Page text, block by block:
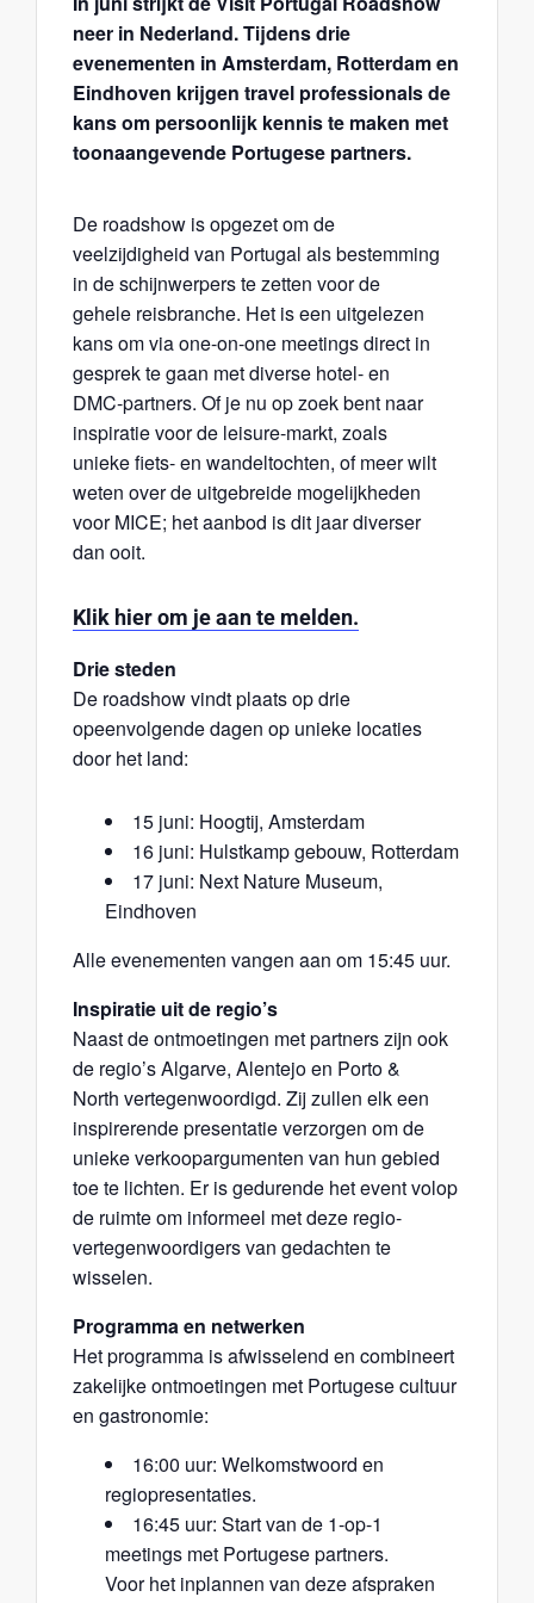
neer in Nederland. Tijdens drie
evenementen in Amsterdam, Rotterdam en
Eindhoven krijgen travel professionals de
kans om persoonlijk kennis te maken met
toonaangevende Portugese partners.
De roadshow is opgezet om de
veelzijdigheid van Portugal als bestemming
in de schijnwerpers te zetten voor de
gehele reisbranche. Het is een uitgelezen
kans om via one-on-one meetings direct in
gesprek te gaan met diverse hotel- en
DMC-partners. Of je nu op zoek bent naar
inspiratie voor de leisure-markt, zoals
unieke fiets- en wandeltochten, of meer wilt
weten over de uitgebreide mogelijkheden
voor MICE; het aanbod is dit jaar diverser
dan ooit.
Klik hier om je aan te melden.
Drie steden
De roadshow vindt plaats op drie
opeenvolgende dagen op unieke locaties
door het land:
15 juni: Hoogtij, Amsterdam
16 juni: Hulstkamp gebouw, Rotterdam
17 juni: Next Nature Museum,
Eindhoven
Alle evenementen vangen aan om 15:45 uur.
Inspiratie uit de regio’s
Naast de ontmoetingen met partners zijn ook
de regio’s Algarve, Alentejo en Porto &
North vertegenwoordigd. Zij zullen elk een
inspirerende presentatie verzorgen om de
unieke verkoopargumenten van hun gebied
toe te lichten. Er is gedurende het event volop
de ruimte om informeel met deze regio-
vertegenwoordigers van gedachten te
wisselen.
Programma en netwerken
Het programma is afwisselend en combineert
zakelijke ontmoetingen met Portugese cultuur
en gastronomie:
16:00 uur: Welkomstwoord en
regiopresentaties.
16:45 uur: Start van de 1-op-1
meetings met Portugese partners.
Voor het inplannen van deze afspraken